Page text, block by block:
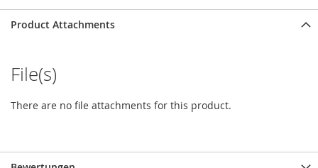
Product Attachments
File(s)
There are no file attachments for this product.